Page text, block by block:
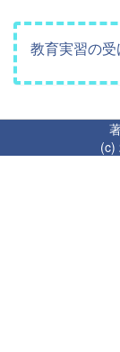
教育実習の
(c)